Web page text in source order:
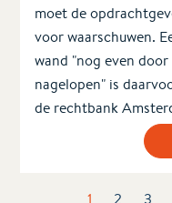
moet de
voor waarschuwen.
wand "nog even
nagelopen" is
de rechtbank
1 2 3